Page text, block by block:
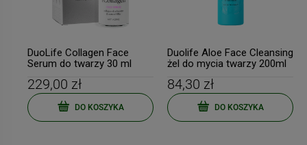
DuoLife Collagen Face
Serum do twarzy 30 ml
229,00 zł
DO KOSZYKA
Duolife Aloe Face Cleansing
żel do mycia twarzy 200ml
84,30 zł
DO KOSZYKA